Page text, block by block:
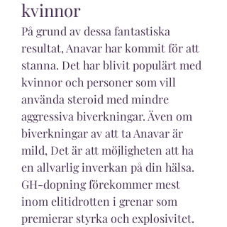
kvinnor
På grund av dessa fantastiska
resultat, Anavar har kommit för att
stanna. Det har blivit populärt med
kvinnor och personer som vill
använda steroid med mindre
aggressiva biverkningar. Även om
biverkningar av att ta Anavar är
mild, Det är att möjligheten att ha
en allvarlig inverkan på din hälsa.
GH-dopning förekommer mest
inom elitidrotten i grenar som
premierar styrka och explosivitet.